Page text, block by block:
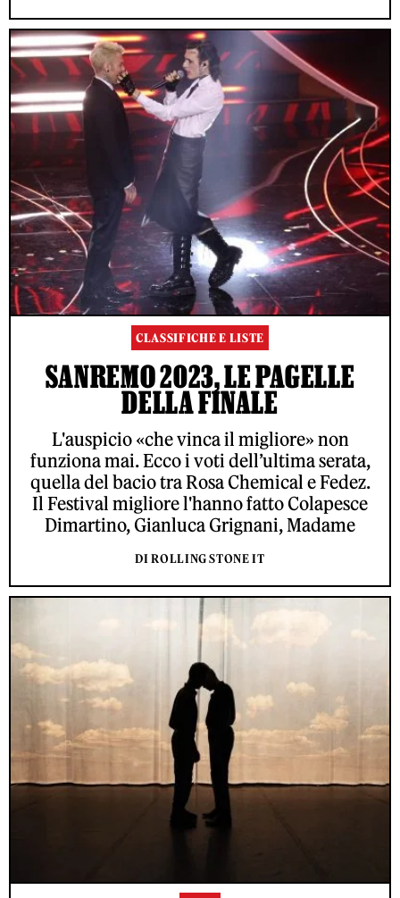
CLASSIFICHE E LISTE
SANREMO 2023, LE PAGELLE
DELLA FINALE
L'auspicio «che vinca il migliore» non
funziona mai. Ecco i voti dell’ultima serata,
quella del bacio tra Rosa Chemical e Fedez.
Il Festival migliore l'hanno fatto Colapesce
Dimartino, Gianluca Grignani, Madame
DI ROLLING STONE IT